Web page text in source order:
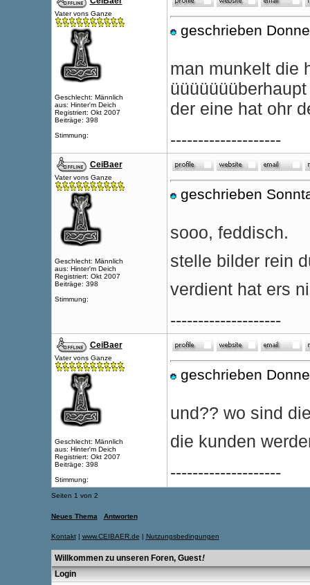
Vater vons Ganze
Geschlecht: Männlich
aus: Hinter'm Deich
Registriert: Okt 2007
Beiträge: 398
Stimmung:
geschrieben
man munkelt die
der eine hat ohr
--------------------
CeiBaer
Vater vons Ganze
Geschlecht: Männlich
aus: Hinter'm Deich
Registriert: Okt 2007
Beiträge: 398
Stimmung:
geschrieben
sooo, feddisch.
stelle bilder rein
verdient hat ers
--------------------
CeiBaer
Vater vons Ganze
Geschlecht: Männlich
aus: Hinter'm Deich
Registriert: Okt 2007
Beiträge: 398
Stimmung:
geschrieben
und?? wo sind
die kunden
--------------------
Seiten 1 von 2
Neues Thema Antworten
Kontakt| www.CEIBAER.de | Nutzungsbedingungen
Willkommen zu unseren Foren, Guest!
Login